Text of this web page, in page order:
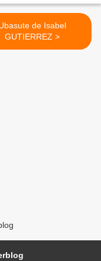
de Isabel
GUTIERREZ >